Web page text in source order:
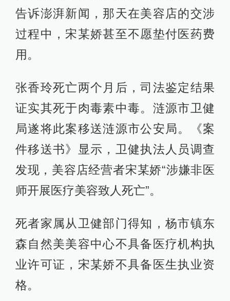
告诉澎湃新闻，那天在美容店的交涉
过程中，宋某娇甚至不愿垫付医药费
用。
张香玲死亡两个月后，司法鉴定结果
证实其死于肉毒素中毒。涟源市卫健
局遂将此案移送涟源市公安局。《案
件移送书》显示，卫健执法人员调查
发现，美容店经营者宋某娇“涉嫌非医
师开展医疗美容致人死亡”。
死者家属从卫健部门得知，杨市镇东
森自然美美容中心不具备医疗机构执
业许可证，宋某娇不具备医生执业资
格。